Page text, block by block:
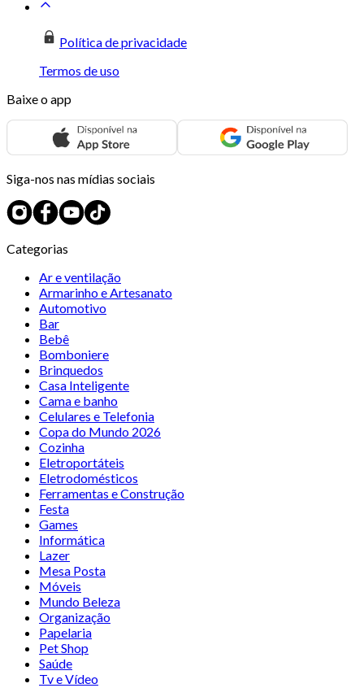
Política de privacidade
Termos de uso
Baixe o app
Siga-nos nas mídias sociais
Categorias
Ar e ventilação
Armarinho e Artesanato
Automotivo
Bar
Bebê
Bomboniere
Brinquedos
Casa Inteligente
Cama e banho
Celulares e Telefonia
Copa do Mundo 2026
Cozinha
Eletroportáteis
Eletrodomésticos
Ferramentas e Construção
Festa
Games
Informática
Lazer
Mesa Posta
Móveis
Mundo Beleza
Organização
Papelaria
Pet Shop
Saúde
Tv e Vídeo